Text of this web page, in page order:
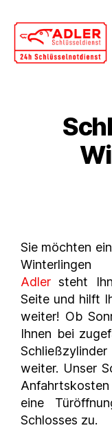
Sie möchten
Winterlingen
Adler steht
Seite und hilft
weiter! Ob
Ihnen bei
weiter. Unser
eine
Schlosses zu.